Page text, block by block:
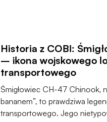
Historia z COBI:
– ikona wojskowego
transportowego
Śmigłowiec CH-47 Chinook,
bananem”, to prawdziwa
transportowego. Jego